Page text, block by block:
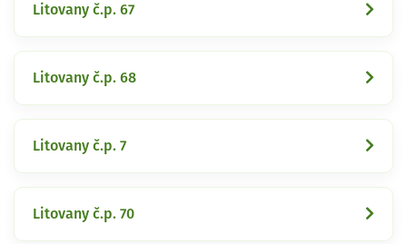
Litovany č.p. 67
Litovany č.p. 68
Litovany č.p. 7
Litovany č.p. 70